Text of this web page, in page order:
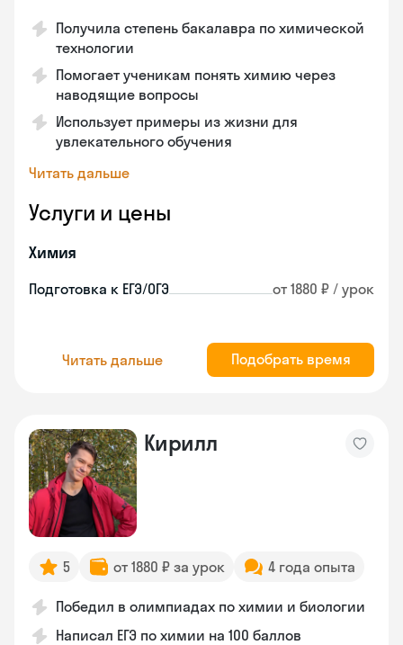
Получила степень бакалавра по химической
технологии
Помогает ученикам понять химию через
наводящие вопросы
Использует примеры из жизни для
увлекательного обучения
Читать дальше
Услуги и цены
Химия
Подготовка к ЕГЭ/ОГЭ от 1880 ₽ / урок
Читать дальше Подобрать время
Кирилл
5 от 1880 ₽ за урок 4 года опыта
Победил в олимпиадах по химии и биологии
Написал ЕГЭ по химии на 100 баллов